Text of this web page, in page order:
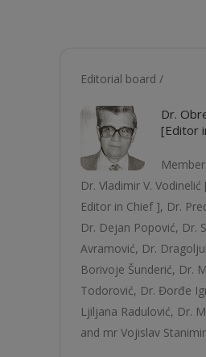
Editorial board /
Dr.
[Editor
Dr. Vladimir V.
Editor in Chief ], Dr.
Dr. Dejan Popović, Dr.
Avramović, Dr.
Borivoje Šunderić, Dr.
Todorović, Dr. Đorđe
Ljilјana Radulović, Dr.
and mr Vojislav